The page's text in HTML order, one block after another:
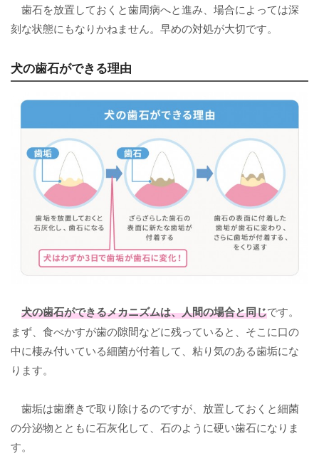
歯石を放置しておくと歯周病へと進み、場合によっては深
刻な状態にもなりかねません。早めの対処が大切です。
犬の歯石ができる理由
犬の歯石ができるメカニズムは、人間の場合と同じです。
まず、食べかすが歯の隙間などに残っていると、そこに口の
中に棲み付いている細菌が付着して、粘り気のある歯垢にな
ります。
歯垢は歯磨きで取り除けるのですが、放置しておくと細菌
の分泌物とともに石灰化して、石のように硬い歯石になりま
す。